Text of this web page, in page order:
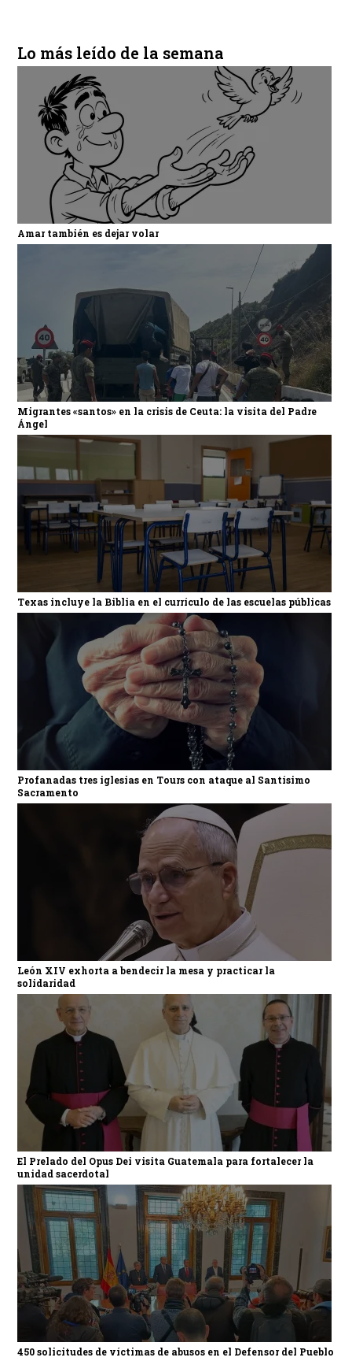
Lo más leído de la semana
Amar también es dejar volar
Migrantes «santos» en la crisis de Ceuta: la visita del Padre
Ángel
Texas incluye la Biblia en el currículo de las escuelas públicas
Profanadas tres iglesias en Tours con ataque al Santísimo
Sacramento
León XIV exhorta a bendecir la mesa y practicar la
solidaridad
El Prelado del Opus Dei visita Guatemala para fortalecer la
unidad sacerdotal
450 solicitudes de víctimas de abusos en el Defensor del Pueblo